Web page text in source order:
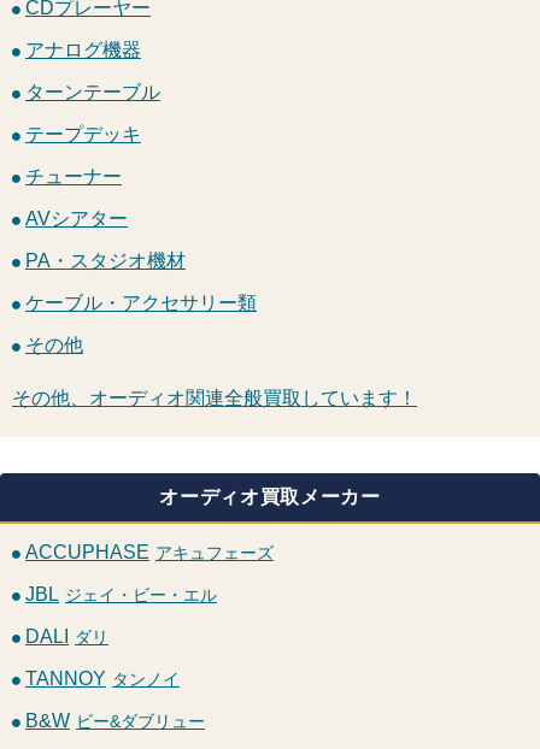
CDプレーヤー
アナログ機器
ターンテーブル
テープデッキ
チューナー
AVシアター
PA・スタジオ機材
ケーブル・アクセサリー類
その他
その他、オーディオ関連全般買取しています！
オーディオ買取メーカー
ACCUPHASE アキュフェーズ
JBL ジェイ・ビー・エル
DALI ダリ
TANNOY タンノイ
B&W ビー&ダブリュー